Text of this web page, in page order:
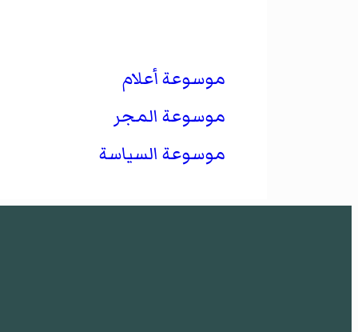
موسوعة أعلام
موسوعة المجر
موسوعة السياسة